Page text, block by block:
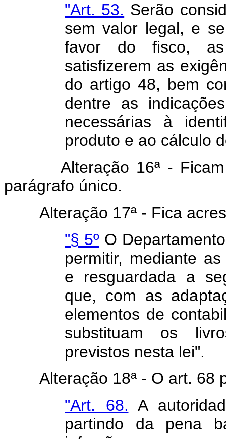
"Art. 53. Serão
sem valor legal, e
favor do fisco,
satisfizerem as
do artigo 48, bem
dentre as
necessárias à
produto e ao cálculo
Alteração 16ª - Ficam
parágrafo único.
Alteração 17ª - Fica
"§ 5º O
permitir, mediante
e resguardada a
que, com as
elementos de
substituam os
previstos nesta lei".
Alteração 18ª - O art. 68
"Art. 68. A
partindo da pena